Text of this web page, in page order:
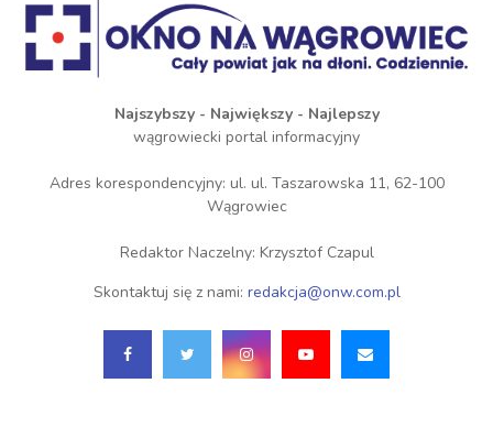
Najszybszy - Największy - Najlepszy
wągrowiecki portal informacyjny
Adres korespondencyjny: ul. ul. Taszarowska 11, 62-100
Wągrowiec
Redaktor Naczelny: Krzysztof Czapul
Skontaktuj się z nami: redakcja@onw.com.pl